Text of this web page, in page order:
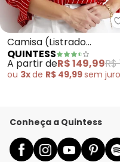
Camisa (Listrado
Vermelho) em Tecido
Poliéster
QUINTESS
A partir deR$ 149,99R$
ou 3xde R$ 49,99sem
Conheça a Quintess